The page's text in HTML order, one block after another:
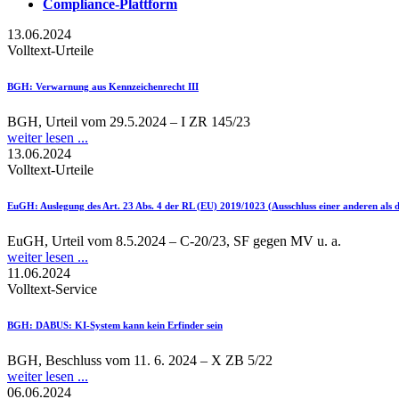
Compliance-Plattform
13.06.2024
Volltext-Urteile
BGH: Verwarnung aus Kennzeichenrecht III
BGH, Urteil vom 29.5.2024 – I ZR 145/23
weiter lesen ...
13.06.2024
Volltext-Urteile
EuGH: Auslegung des Art. 23 Abs. 4 der RL (EU) 2019/1023 (Ausschluss einer anderen
EuGH, Urteil vom 8.5.2024 – C-20/23, SF gegen MV u. a.
weiter lesen ...
11.06.2024
Volltext-Service
BGH: DABUS: KI-System kann kein Erfinder sein
BGH, Beschluss vom 11. 6. 2024 – X ZB 5/22
weiter lesen ...
06.06.2024